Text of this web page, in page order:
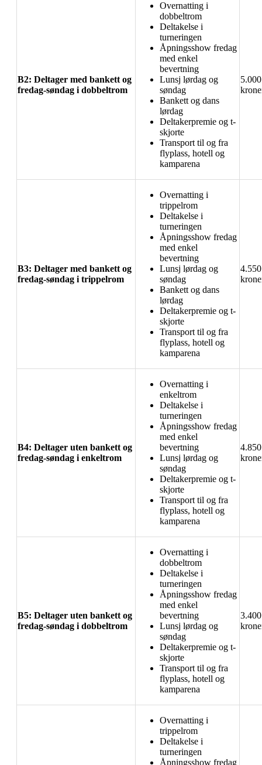
B2: Deltager med bankett og
fredag-søndag i dobbeltrom
Overnatting i
dobbeltrom
Deltakelse i
turneringen
Åpningsshow fredag
med enkel
bevertning
Lunsj lørdag og
søndag
Bankett og dans
lørdag
Deltakerpremie og t-
skjorte
Transport til og fra
flyplass, hotell og
kamparena
5.000
B3: Deltager med bankett og
fredag-søndag i trippelrom
Overnatting i
trippelrom
Deltakelse i
turneringen
Åpningsshow fredag
med enkel
bevertning
Lunsj lørdag og
søndag
Bankett og dans
lørdag
Deltakerpremie og t-
skjorte
Transport til og fra
flyplass, hotell og
kamparena
4.550
B4: Deltager uten bankett og
fredag-søndag i enkeltrom
Overnatting i
enkeltrom
Deltakelse i
turneringen
Åpningsshow fredag
med enkel
bevertning
Lunsj lørdag og
søndag
Deltakerpremie og t-
skjorte
Transport til og fra
flyplass, hotell og
kamparena
4.850
B5: Deltager uten bankett og
fredag-søndag i dobbeltrom
Overnatting i
dobbeltrom
Deltakelse i
turneringen
Åpningsshow fredag
med enkel
bevertning
Lunsj lørdag og
søndag
Deltakerpremie og t-
skjorte
Transport til og fra
flyplass, hotell og
kamparena
3.400
Overnatting i
trippelrom
Deltakelse i
turneringen
Åpningsshow fredag